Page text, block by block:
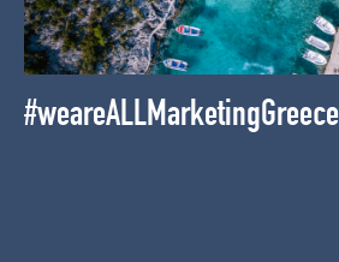
#weareALLMarketingGreece